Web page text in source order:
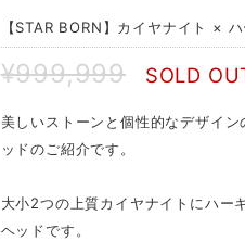
【STAR BORN】カイヤナイト ×
¥999,999 SOLD
美しいストーンと個性的なデザイ
ッドのご紹介です。
大小2つの上質カイヤナイトにハー
ヘッドです。